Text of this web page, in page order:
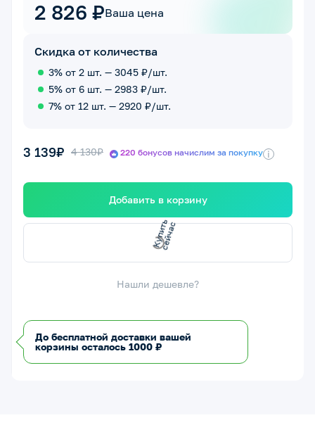
2 826 ₽Ваша цена
Скидка от количества
3% от 2 шт. — 3045 ₽/шт.
5% от 6 шт. — 2983 ₽/шт.
7% от 12 шт. — 2920 ₽/шт.
3 139₽ 4 130₽ 220 бонусов начислим за покупку i
Добавить в корзину
К
у
п
и
т
ь
се
й
ч
а
с
Нашли дешевле?
До бесплатной доставки вашей
корзины осталось 1000 ₽